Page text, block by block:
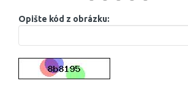
Opište kód z obrázku: